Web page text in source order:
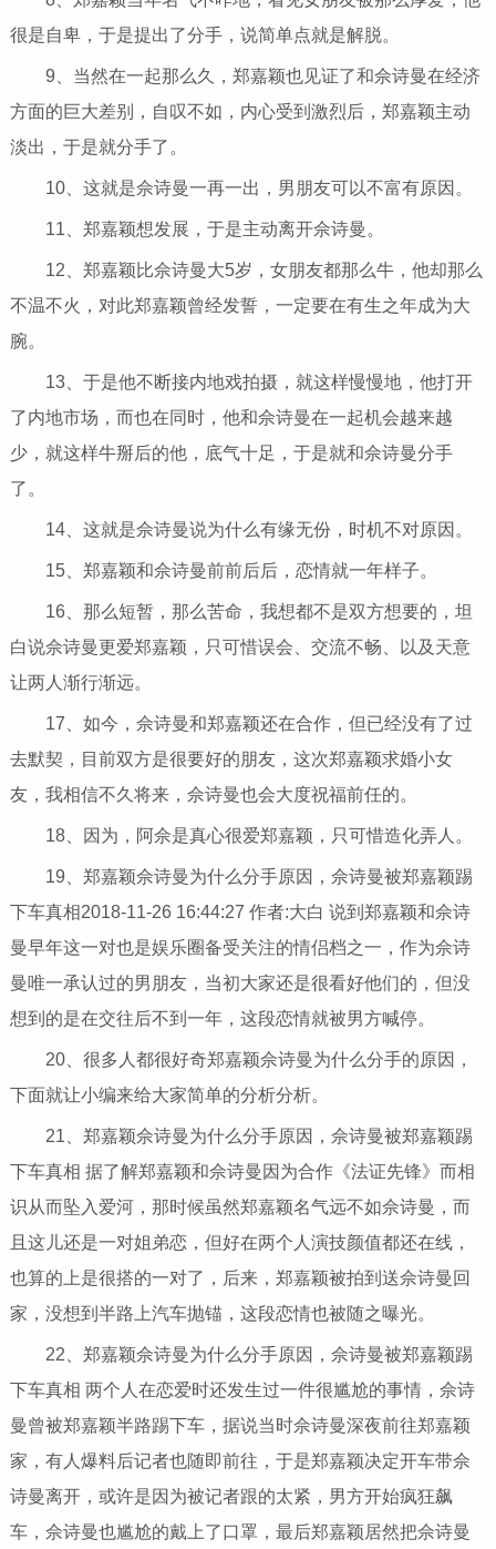
很是自卑，于是提出了分手，说简单点就是解脱。
9、当然在一起那么久，郑嘉颖也见证了和佘诗曼在经济
方面的巨大差别，自叹不如，内心受到激烈后，郑嘉颖主动
淡出，于是就分手了。
10、这就是佘诗曼一再一出，男朋友可以不富有原因。
11、郑嘉颖想发展，于是主动离开佘诗曼。
12、郑嘉颖比佘诗曼大5岁，女朋友都那么牛，他却那么
不温不火，对此郑嘉颖曾经发誓，一定要在有生之年成为大
腕。
13、于是他不断接内地戏拍摄，就这样慢慢地，他打开
了内地市场，而也在同时，他和佘诗曼在一起机会越来越
少，就这样牛掰后的他，底气十足，于是就和佘诗曼分手
了。
14、这就是佘诗曼说为什么有缘无份，时机不对原因。
15、郑嘉颖和佘诗曼前前后后，恋情就一年样子。
16、那么短暂，那么苦命，我想都不是双方想要的，坦
白说佘诗曼更爱郑嘉颖，只可惜误会、交流不畅、以及天意
让两人渐行渐远。
17、如今，佘诗曼和郑嘉颖还在合作，但已经没有了过
去默契，目前双方是很要好的朋友，这次郑嘉颖求婚小女
友，我相信不久将来，佘诗曼也会大度祝福前任的。
18、因为，阿佘是真心很爱郑嘉颖，只可惜造化弄人。
19、郑嘉颖佘诗曼为什么分手原因，佘诗曼被郑嘉颖踢
下车真相2018-11-26 16:44:27 作者:大白 说到郑嘉颖和佘诗
曼早年这一对也是娱乐圈备受关注的情侣档之一，作为佘诗
曼唯一承认过的男朋友，当初大家还是很看好他们的，但没
想到的是在交往后不到一年，这段恋情就被男方喊停。
20、很多人都很好奇郑嘉颖佘诗曼为什么分手的原因，
下面就让小编来给大家简单的分析分析。
21、郑嘉颖佘诗曼为什么分手原因，佘诗曼被郑嘉颖踢
下车真相 据了解郑嘉颖和佘诗曼因为合作《法证先锋》而相
识从而坠入爱河，那时候虽然郑嘉颖名气远不如佘诗曼，而
且这儿还是一对姐弟恋，但好在两个人演技颜值都还在线，
也算的上是很搭的一对了，后来，郑嘉颖被拍到送佘诗曼回
家，没想到半路上汽车抛锚，这段恋情也被随之曝光。
22、郑嘉颖佘诗曼为什么分手原因，佘诗曼被郑嘉颖踢
下车真相 两个人在恋爱时还发生过一件很尴尬的事情，佘诗
曼曾被郑嘉颖半路踢下车，据说当时佘诗曼深夜前往郑嘉颖
家，有人爆料后记者也随即前往，于是郑嘉颖决定开车带佘
诗曼离开，或许是因为被记者跟的太紧，男方开始疯狂飙
车，佘诗曼也尴尬的戴上了口罩，最后郑嘉颖居然把佘诗曼